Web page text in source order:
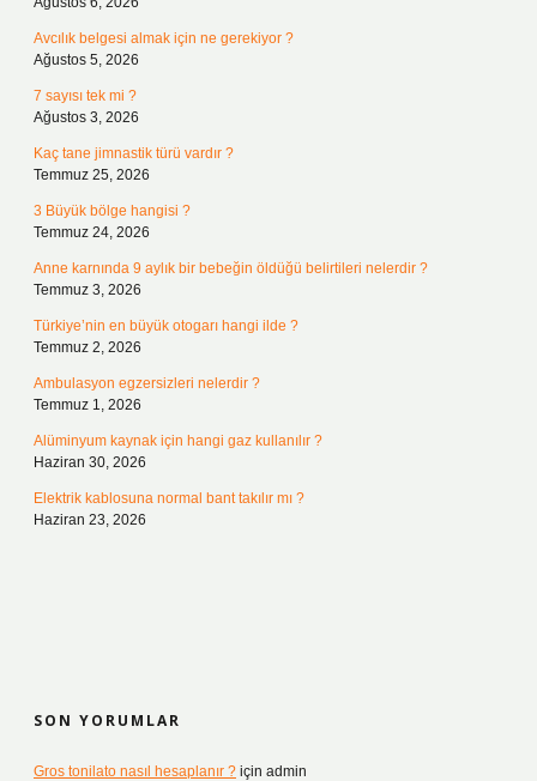
Avcılık belgesi almak için ne gerekiyor ?
Ağustos 5, 2026
7 sayısı tek mi ?
Ağustos 3, 2026
Kaç tane jimnastik türü vardır ?
Temmuz 25, 2026
3 Büyük bölge hangisi ?
Temmuz 24, 2026
Anne karnında 9 aylık bir bebeğin öldüğü belirtileri nelerdir ?
Temmuz 3, 2026
Türkiye’nin en büyük otogarı hangi ilde ?
Temmuz 2, 2026
Ambulasyon egzersizleri nelerdir ?
Temmuz 1, 2026
Alüminyum kaynak için hangi gaz kullanılır ?
Haziran 30, 2026
Elektrik kablosuna normal bant takılır mı ?
Haziran 23, 2026
SON YORUMLAR
Gros tonilato nasıl hesaplanır ? için admin